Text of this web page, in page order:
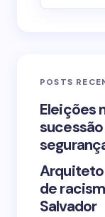
Your
Save my
POSTS
Eleições
de
Salvador